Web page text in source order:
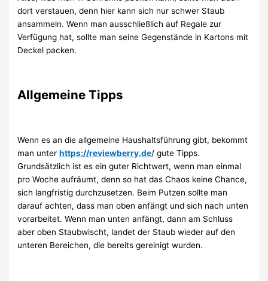
dort verstauen, denn hier kann sich nur schwer Staub
ansammeln. Wenn man ausschließlich auf Regale zur
Verfügung hat, sollte man seine Gegenstände in Kartons mit
Deckel packen.
Allgemeine Tipps
Wenn es an die allgemeine Haushaltsführung gibt, bekommt
man unterhttps://reviewberry.de/ gute Tipps.
Grundsätzlich ist es ein guter Richtwert, wenn man einmal
pro Woche aufräumt, denn so hat das Chaos keine Chance,
sich langfristig durchzusetzen. Beim Putzen sollte man
darauf achten, dass man oben anfängt und sich nach unten
vorarbeitet. Wenn man unten anfängt, dann am Schluss
aber oben Staubwischt, landet der Staub wieder auf den
unteren Bereichen, die bereits gereinigt wurden.